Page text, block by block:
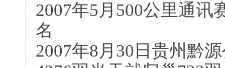
2007年5月500公里通讯
名
2007年8月30日贵州黔